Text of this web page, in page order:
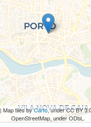
| Map tiles byCarto, under CC BY
OpenStreetMap, under ODbL.